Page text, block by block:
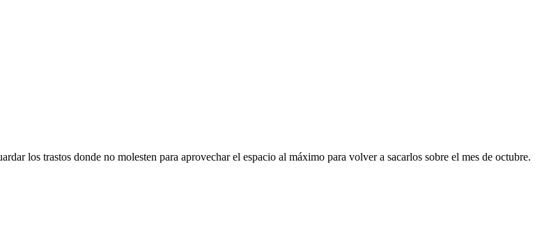
los trastos donde no molesten para aprovechar el espacio al máximo para volver a sacarlos sobre el mes de octubre.